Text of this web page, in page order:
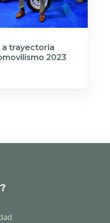
a trayectoria
2023